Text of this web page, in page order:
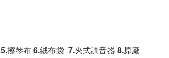
擦琴布 6.絨布袋  7.夾式調音器 8.原廠